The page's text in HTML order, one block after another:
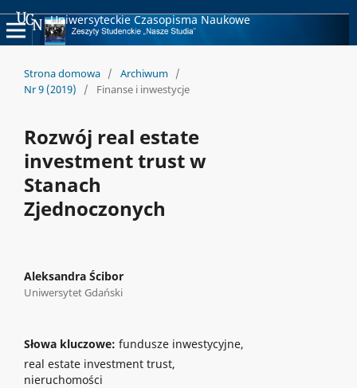
Uniwersyteckie Czasopisma Naukowe
Strona domowa / Archiwum /
Nr 9 (2019)
/ Finanse i inwestycje
Rozwój real estate
investment trust w
Stanach
Zjednoczonych
Aleksandra Ścibor
Uniwersytet Gdański
Słowa kluczowe: fundusze inwestycyjne,
real estate investment trust,
nieruchomości